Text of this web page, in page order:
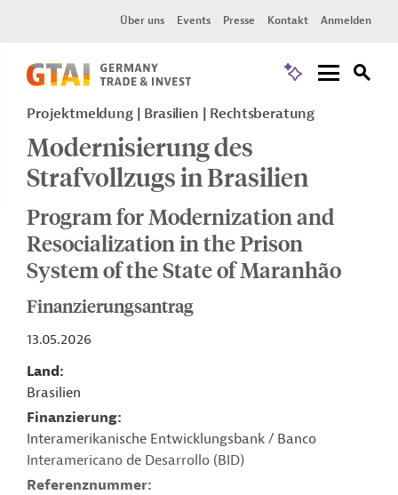
Über uns Events Presse Kontakt Anmelden
Projektmeldung Brasilien Rechtsberatung
Modernisierung des
Strafvollzugs in Brasilien
Program for Modernization and
Resocialization in the Prison
System of the State of Maranhão
Finanzierungsantrag
13.05.2026
Land
Brasilien
Finanzierung
Interamerikanische Entwicklungsbank / Banco
Interamericano de Desarrollo (BID)
Referenznummer